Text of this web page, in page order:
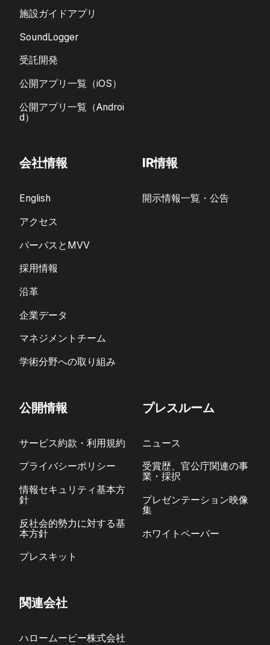
施設ガイドアプリ
SoundLogger
受託開発
公開アプリ一覧（iOS）
公開アプリ一覧（Androi
d）
会社情報
English
アクセス
パーパスとMVV
採用情報
沿革
企業データ
マネジメントチーム
学術分野への取り組み
IR情報
開示情報一覧・公告
公開情報
サービス約款・利用規約
プライバシーポリシー
情報セキュリティ基本方
針
反社会的勢力に対する基
本方針
プレスキット
プレスルーム
ニュース
受賞歴、官公庁関連の事
業・採択
プレゼンテーション映像
集
ホワイトペーパー
関連会社
ハロームービー株式会社